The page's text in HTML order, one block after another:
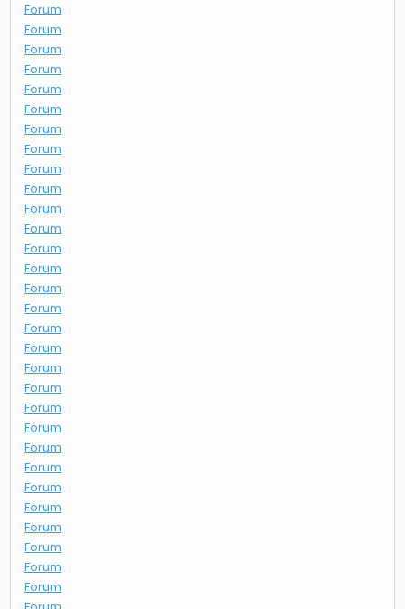
Forum
Forum
Forum
Forum
Forum
Forum
Forum
Forum
Forum
Forum
Forum
Forum
Forum
Forum
Forum
Forum
Forum
Forum
Forum
Forum
Forum
Forum
Forum
Forum
Forum
Forum
Forum
Forum
Forum
Forum